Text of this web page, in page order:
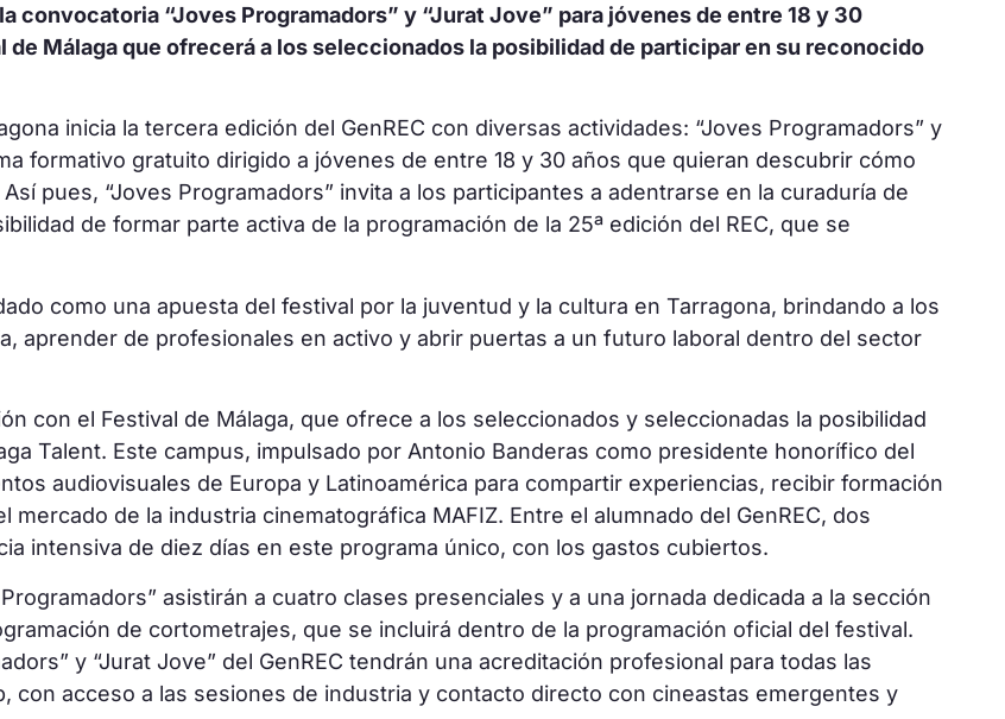
convocatoria “Joves Programadors” y “Jurat Jove” para jóvenes de entre 18 y 30
de Málaga que ofrecerá a los seleccionados la posibilidad de participar en su reconocido
inicia la tercera edición del GenREC con diversas actividades: “Joves Programadors” y
formativo gratuito dirigido a jóvenes de entre 18 y 30 años que quieran descubrir cómo
pues, “Joves Programadors” invita a los participantes a adentrarse en la curaduría de
de formar parte activa de la programación de la 25ª edición del REC, que se
como una apuesta del festival por la juventud y la cultura en Tarragona, brindando a los
aprender de profesionales en activo y abrir puertas a un futuro laboral dentro del sector
con el Festival de Málaga, que ofrece a los seleccionados y seleccionadas la posibilidad
Talent. Este campus, impulsado por Antonio Banderas como presidente honorífico del
audiovisuales de Europa y Latinoamérica para compartir experiencias, recibir formación
de la industria cinematográfica MAFIZ. Entre el alumnado del GenREC, dos
intensiva de diez días en este programa único, con los gastos cubiertos.
asistirán a cuatro clases presenciales y a una jornada dedicada a la sección
de cortometrajes, que se incluirá dentro de la programación oficial del festival.
y “Jurat Jove” del GenREC tendrán una acreditación profesional para todas las
con acceso a las sesiones de industria y contacto directo con cineastas emergentes y